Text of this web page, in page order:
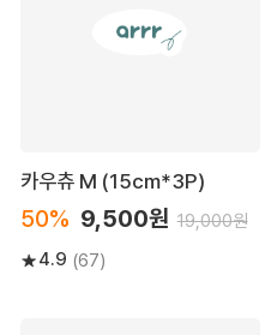
카우츄 M (15cm*3P)
50% 9,500원 19,000원
4.9 (67)